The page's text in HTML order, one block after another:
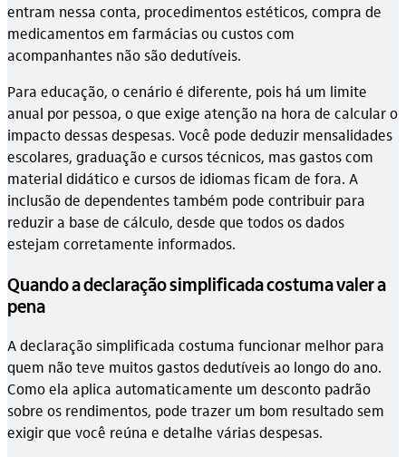
entram nessa conta, procedimentos estéticos, compra de
medicamentos em farmácias ou custos com
acompanhantes não são dedutíveis.
Para educação, o cenário é diferente, pois há um limite
anual por pessoa, o que exige atenção na hora de calcular o
impacto dessas despesas. Você pode deduzir mensalidades
escolares, graduação e cursos técnicos, mas gastos com
material didático e cursos de idiomas ficam de fora. A
inclusão de dependentes também pode contribuir para
reduzir a base de cálculo, desde que todos os dados
estejam corretamente informados.
Quando a declaração simplificada costuma valer a
pena
A declaração simplificada costuma funcionar melhor para
quem não teve muitos gastos dedutíveis ao longo do ano.
Como ela aplica automaticamente um desconto padrão
sobre os rendimentos, pode trazer um bom resultado sem
exigir que você reúna e detalhe várias despesas.